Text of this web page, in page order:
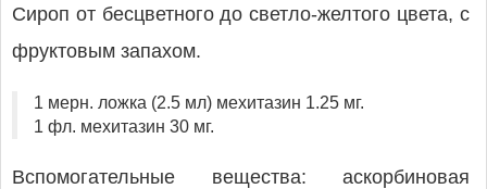
Сироп от бесцветного до светло-желтого цвета, с
фруктовым запахом.
1 мерн. ложка (2.5 мл) мехитазин 1.25 мг.
1 фл. мехитазин 30 мг.
Вспомогательные вещества: аскорбиновая